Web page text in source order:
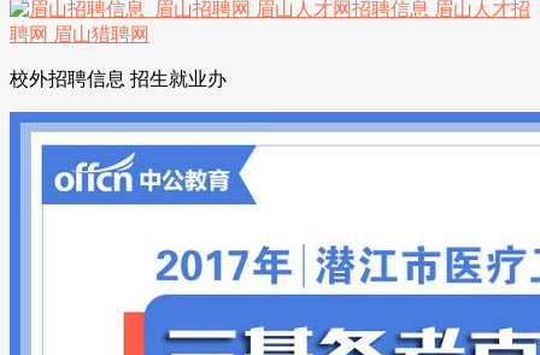
校外招聘信息 招生就业办